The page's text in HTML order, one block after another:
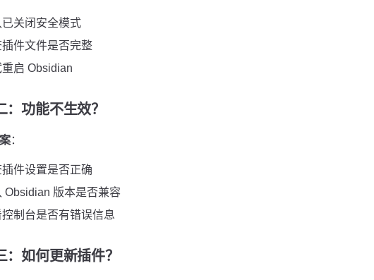
关闭安全模式
件文件是否完整
重启 Obsidian
：功能不生效？
：
件设置是否正确
Obsidian 版本是否兼容
制台是否有错误信息
：如何更新插件？